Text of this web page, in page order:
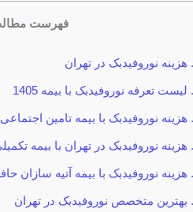
فهرست
هزینه نوروفیدبک در تهران
لیست تعرفه نوروفیدبک با بیمه 1405
هزینه نوروفیدبک با بیمه تامین اجتماعی
هزینه نوروفیدبک در تهران با بیمه
هزینه نوروفیدبک با بیمه آتیه سازان
بهترین متخصص نوروفیدبک در تهران